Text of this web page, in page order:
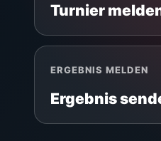
Turnier
ERGEBNIS MELDEN
Ergebnis